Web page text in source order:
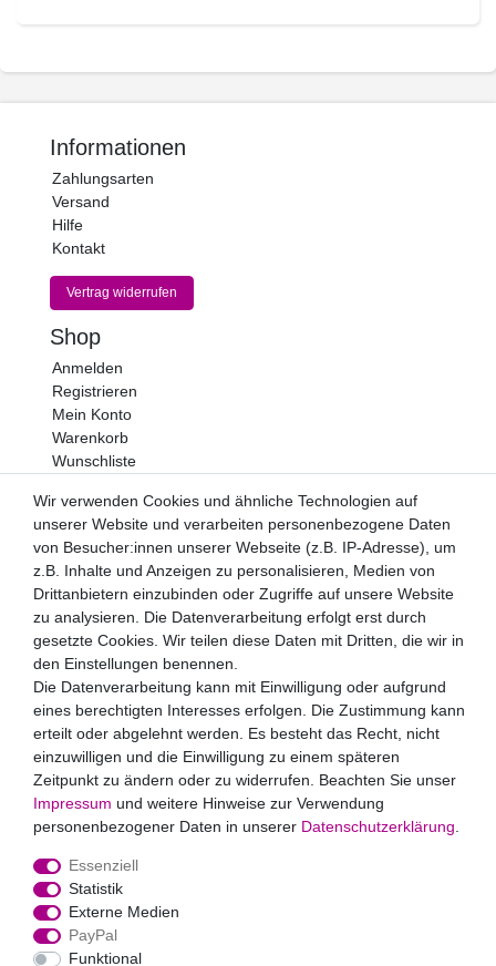
Informationen
Zahlungsarten
Versand
Hilfe
Kontakt
Vertrag widerrufen
Shop
Anmelden
Registrieren
Mein Konto
Warenkorb
Wunschliste
Newsletter
E-MAIL **
Newsletter
Honig
Hiermit bestätige ich, dass ich dieDaten­schutz­erklärung
gelesen habe. Meine Einwilligung kann ich jederzeit
widerrufen.**
Abonnieren
** Hierbei handelt es sich um ein Pflichtfeld.
Zahlungsarten
Widerrufs­recht
Wir verwenden Cookies und ähnliche Technologien auf
unserer Website und verarbeiten personenbezogene Daten
von Besucher:innen unserer Webseite (z.B. IP-Adresse), um
z.B. Inhalte und Anzeigen zu personalisieren, Medien von
Drittanbietern einzubinden oder Zugriffe auf unsere Website
zu analysieren. Die Datenverarbeitung erfolgt erst durch
gesetzte Cookies. Wir teilen diese Daten mit Dritten, die wir in
den Einstellungen benennen.
Die Datenverarbeitung kann mit Einwilligung oder aufgrund
eines berechtigten Interesses erfolgen. Die Zustimmung kann
erteilt oder abgelehnt werden. Es besteht das Recht, nicht
einzuwilligen und die Einwilligung zu einem späteren
Zeitpunkt zu ändern oder zu widerrufen. Beachten Sie unser
Impressum und weitere Hinweise zur Verwendung
personenbezogener Daten in unserer Daten­schutz­erklärung
Essenziell
Statistik
Externe Medien
PayPal
Funktional